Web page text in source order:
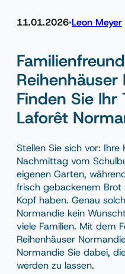
11.01.2026•Leon Meyer
Finden Sie
Laforêt
Stellen Sie sich vor: Ihre
Nachmittag vom
eigenen Garten,
frisch gebackenem Brot
Kopf haben. Genau
Normandie kein
viele Familien. Mit dem
Reihenhäuser
Normandie Sie dabei,
werden zu lassen.